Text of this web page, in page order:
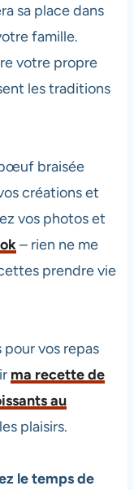
sa place dans
famille.
votre propre
les traditions
braisée
créations et
vos photos et
– rien ne me
prendre vie
pour vos repas
ma recette de
au
plaisirs.
le temps de